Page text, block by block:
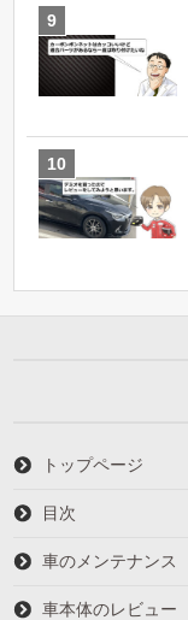
トップページ
目次
車のメンテナンス
車本体のレビュー